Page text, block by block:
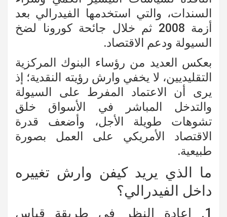
السندات، والتي استخدمها الفيدرالي بعد
أزمة 2008 ثم خلال جائحة كورونا لضخ
السيولة ودعم الاقتصاد.
بعكس العديد من رؤساء البنوك المركزية
التقليديين، لا يخفي وارش رؤيته النقدية؛ إذ
يرى أن الاعتماد المفرط على السيولة
والتدخل المباشر في الأسواق خلق
تشوهات طويلة الأجل، وأضعف قدرة
الاقتصاد الأمريكي على العمل بصورة
طبيعية.
ما الذي يريد كيفن وارش تغييره
داخل الفيدرالي؟
1. إعادة النظر في طريقة قياس